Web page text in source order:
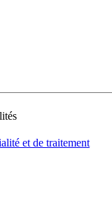
et de traitement